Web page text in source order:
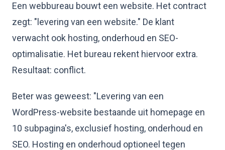
Een webbureau bouwt een website. Het contract
zegt: "levering van een website." De klant
verwacht ook hosting, onderhoud en SEO-
optimalisatie. Het bureau rekent hiervoor extra.
Resultaat: conflict.
Beter was geweest: "Levering van een
WordPress-website bestaande uit homepage en
10 subpagina's, exclusief hosting, onderhoud en
SEO. Hosting en onderhoud optioneel tegen